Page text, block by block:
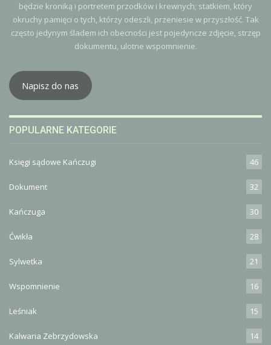
będzie kroniką i portretem przodków i krewnych; statkiem, który
okruchy pamięci o tych, którzy odeszli, przeniesie w przyszłość. Tak
często jedynym śladem ich obecności jest pojedyncze zdjęcie, strzęp
dokumentu, ulotne wspomnienie.
Napisz do nas
POPULARNE KATEGORIE
Księgi sądowe Kańczugi 46
Dokument 32
Kańczuga 30
Ćwikła 28
Sylwetka 21
Wspomnienie 16
Leśniak 15
Kalwaria Zebrzydowska 14